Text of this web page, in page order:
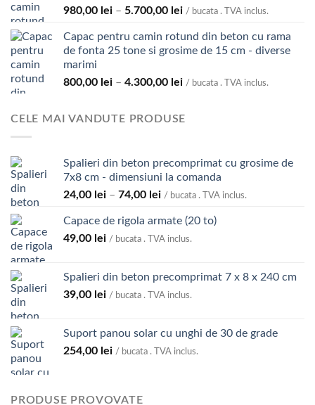
la
980,00 lei – 5.700,00 leiInterval
prețuri:
980,00 lei
la
/ bucata . TVA inclus.
Capac pentru camin rotund din beton cu rama
de fonta 25 tone si grosime de 15 cm - diverse
marimi
800,00 lei – 4.300,00 leiInterval
800,00 lei
4.300,00 lei
/ bucata . TVA inclus.
CELE MAI VANDUTE PRODUSE
Spalieri din beton precomprimat cu grosime de
7x8 cm - dimensiuni la comanda
24,00 lei – 74,00 leiInterval
prețuri:
24,00 lei
74,00 lei
/ bucata . TVA inclus.
Capace de rigola armate (20 to)
49,00 lei / bucata . TVA inclus.
Spalieri din beton precomprimat 7 x 8 x 240 cm
39,00 lei / bucata . TVA inclus.
Suport panou solar cu unghi de 30 de grade
254,00 lei / bucata . TVA inclus.
PRODUSE PROVOVATE